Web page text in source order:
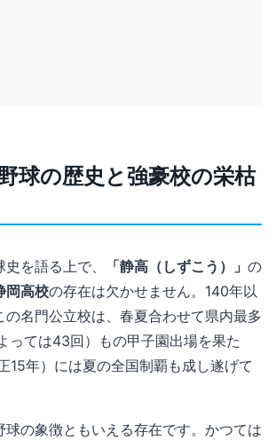
球の歴史と強豪校の栄枯
を語る上で、 「静高（しずこう）」 の
岡高校の存在は欠かせません。140年以
の名門公立校は、春夏合わせて県内最多
っては43回）もの甲子園出場を果た
15年）には夏の全国制覇も成し遂げて
球の象徴ともいえる存在です。かつては